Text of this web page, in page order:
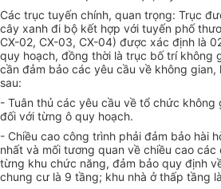
Các trục tuyến chính, quan trọng: Trục
cây xanh đi bộ kết hợp với tuyến phố
CX-02, CX-03, CX-04) được xác định là
quy hoạch, đồng thời là trục bố trí không
cần đảm bảo các yêu cầu về không
sau:
- Tuân thủ các yêu cầu về tổ chức không
đối với từng ô quy hoạch.
- Chiều cao công trình phải đảm bảo hài
nhất và mối tương quan về chiều cao các
từng khu chức năng, đảm bảo quy định
chung cư là 9 tầng; khu nhà ở thấp tầng